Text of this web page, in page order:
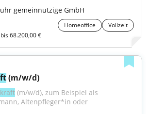
gemeinnützige GmbH
Homeoffice
Vollzeit
68.200,00 €
(m/w/d)
(m/w/d), zum Beispiel als
Altenpfleger*in oder